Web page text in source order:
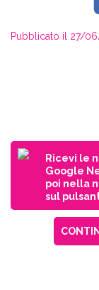
Pubblicato il 27/
Ricevi le
Google
poi nella
sul